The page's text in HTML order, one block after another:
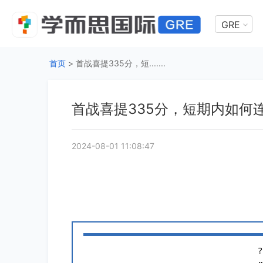
GRE
首页 > 首战喜提335分，短.......
首战喜提335分，短期内如何
2024-08-01 11:08:47